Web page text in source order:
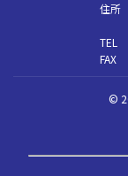
住所
TEL
FAX
©